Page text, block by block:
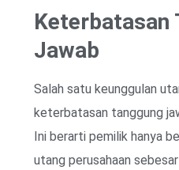
Keterbatasan
Jawab
Salah satu keunggulan
keterbatasan tanggung
Ini berarti pemilik hanya
utang perusahaan